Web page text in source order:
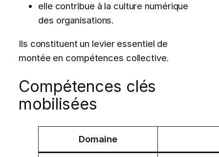
elle contribue à la culture numérique
des organisations.
Ils constituent un levier essentiel de
montée en compétences collective.
Compétences clés
mobilisées
Domaine